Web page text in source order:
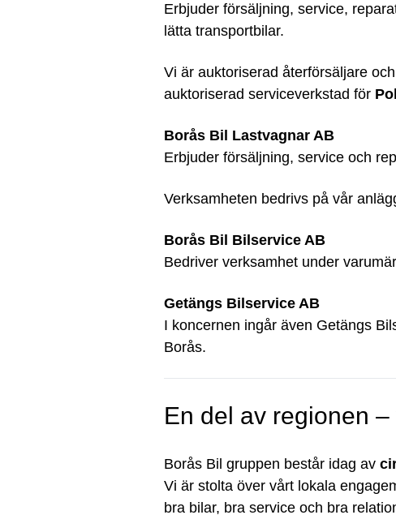
Erbjuder försäljning, service,
lätta transportbilar.
Vi är auktoriserad återförsäljare
auktoriserad serviceverkstad för
Borås Bil Lastvagnar AB
Erbjuder försäljning, service och
Verksamheten bedrivs på vår
Borås Bil Bilservice AB
Bedriver verksamhet under
Getängs Bilservice AB
I koncernen ingår även Getängs
Borås.
En del av regionen
Borås Bil gruppen består idag av
Vi är stolta över vårt lokala
bra bilar, bra service och bra